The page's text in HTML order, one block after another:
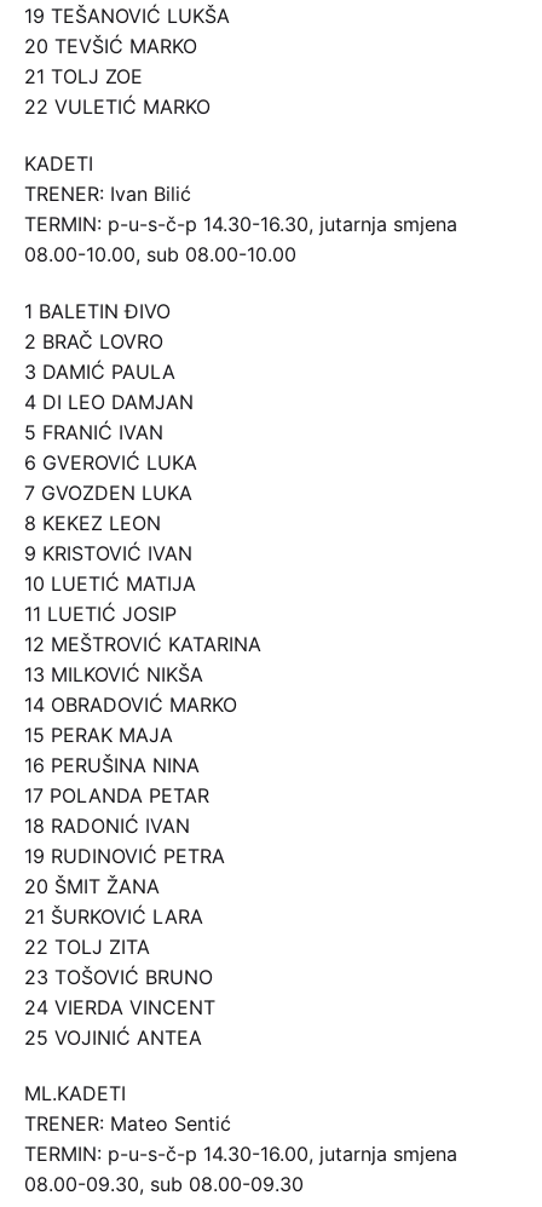
19 TEŠANOVIĆ LUKŠA
20 TEVŠIĆ MARKO
21 TOLJ ZOE
22 VULETIĆ MARKO
KADETI
TRENER: Ivan Bilić
TERMIN: p-u-s-č-p 14.30-16.30, jutarnja smjena
08.00-10.00, sub 08.00-10.00
1 BALETIN ĐIVO
2 BRAČ LOVRO
3 DAMIĆ PAULA
4 DI LEO DAMJAN
5 FRANIĆ IVAN
6 GVEROVIĆ LUKA
7 GVOZDEN LUKA
8 KEKEZ LEON
9 KRISTOVIĆ IVAN
10 LUETIĆ MATIJA
11 LUETIĆ JOSIP
12 MEŠTROVIĆ KATARINA
13 MILKOVIĆ NIKŠA
14 OBRADOVIĆ MARKO
15 PERAK MAJA
16 PERUŠINA NINA
17 POLANDA PETAR
18 RADONIĆ IVAN
19 RUDINOVIĆ PETRA
20 ŠMIT ŽANA
21 ŠURKOVIĆ LARA
22 TOLJ ZITA
23 TOŠOVIĆ BRUNO
24 VIERDA VINCENT
25 VOJINIĆ ANTEA
ML.KADETI
TRENER: Mateo Sentić
TERMIN: p-u-s-č-p 14.30-16.00, jutarnja smjena
08.00-09.30, sub 08.00-09.30